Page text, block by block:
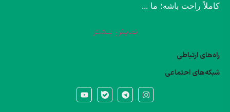
کاملاً راحت باشه؛ ما ...
نمایش بیشتر
راه‌های ارتباطی
شبکه‌های احتماعی